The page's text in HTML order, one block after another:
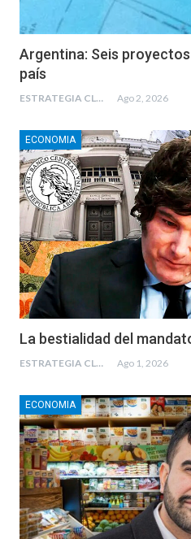
Argentina: Seis
país
ESTRATEGIA CLAE Ago 2, 2026
ECONOMIA
La bestialidad del
ESTRATEGIA CLAE Ago 1, 2026
ECONOMIA